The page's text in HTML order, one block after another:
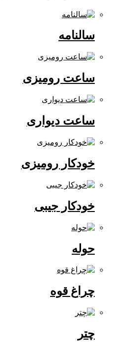
ساعت رومیزی
ساعت دیواری
خودکار رومیزی
خودکار جیبی
چراغ قوه